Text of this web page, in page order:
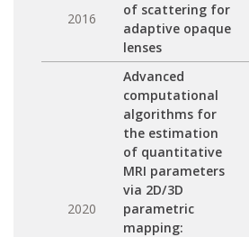
2016
of scattering for
adaptive opaque
lenses
2020
Advanced
computational
algorithms for
the estimation
of quantitative
MRI parameters
via 2D/3D
parametric
mapping: